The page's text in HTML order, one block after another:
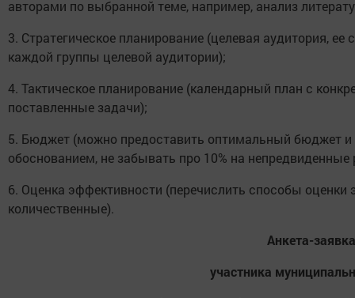
авторами по выбранной теме, например, анализ
3. Стратегическое планирование (целевая аудитория,
каждой группы целевой аудитории);
4. Тактическое планирование (календарный план с
поставленные задачи);
5. Бюджет (можно предоставить оптимальный бюджет
обоснованием, не забывать про 10% на
6. Оценка эффективности (перечислить способы оценки
количественные).
Анкета-заявка
участника